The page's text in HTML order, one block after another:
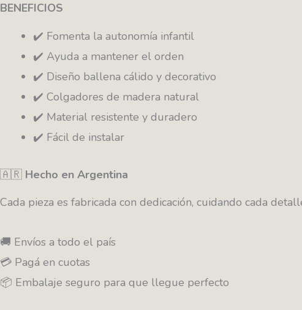
BENEFICIOS
✔️ Fomenta la autonomía infantil
✔️ Ayuda a mantener el orden
✔️ Diseño ballena cálido y decorativo
✔️ Colgadores de madera natural
✔️ Material resistente y duradero
✔️ Fácil de instalar
🇦🇷 Hecho en Argentina
Cada pieza es fabricada con dedicación, cuidando cada
🚚 Envíos a todo el país
💳 Pagá en cuotas
📦 Embalaje seguro para que llegue perfecto